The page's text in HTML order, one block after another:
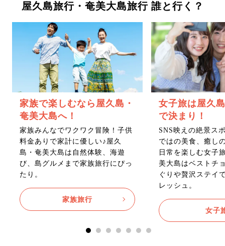
屋久島旅行・奄美大島旅行 誰と行く？
家族で楽しむなら屋久島・
奄美大島へ！
家族みんなでワクワク冒険！子供
料金ありで家計に優しい♪屋久
島・奄美大島は自然体験、海遊
び、島グルメまで家族旅行にぴっ
たり。
家族旅行
女子旅は屋久
で決まり！
SNS映えの絶景ス
ではの美食、癒し
日常を楽しむ女子
美大島はベストチ
ぐりや贅沢ステイ
レッシュ。
女子